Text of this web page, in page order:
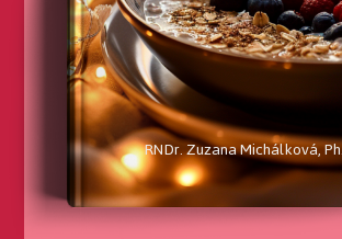
RNDr. Zuzana Michálková,